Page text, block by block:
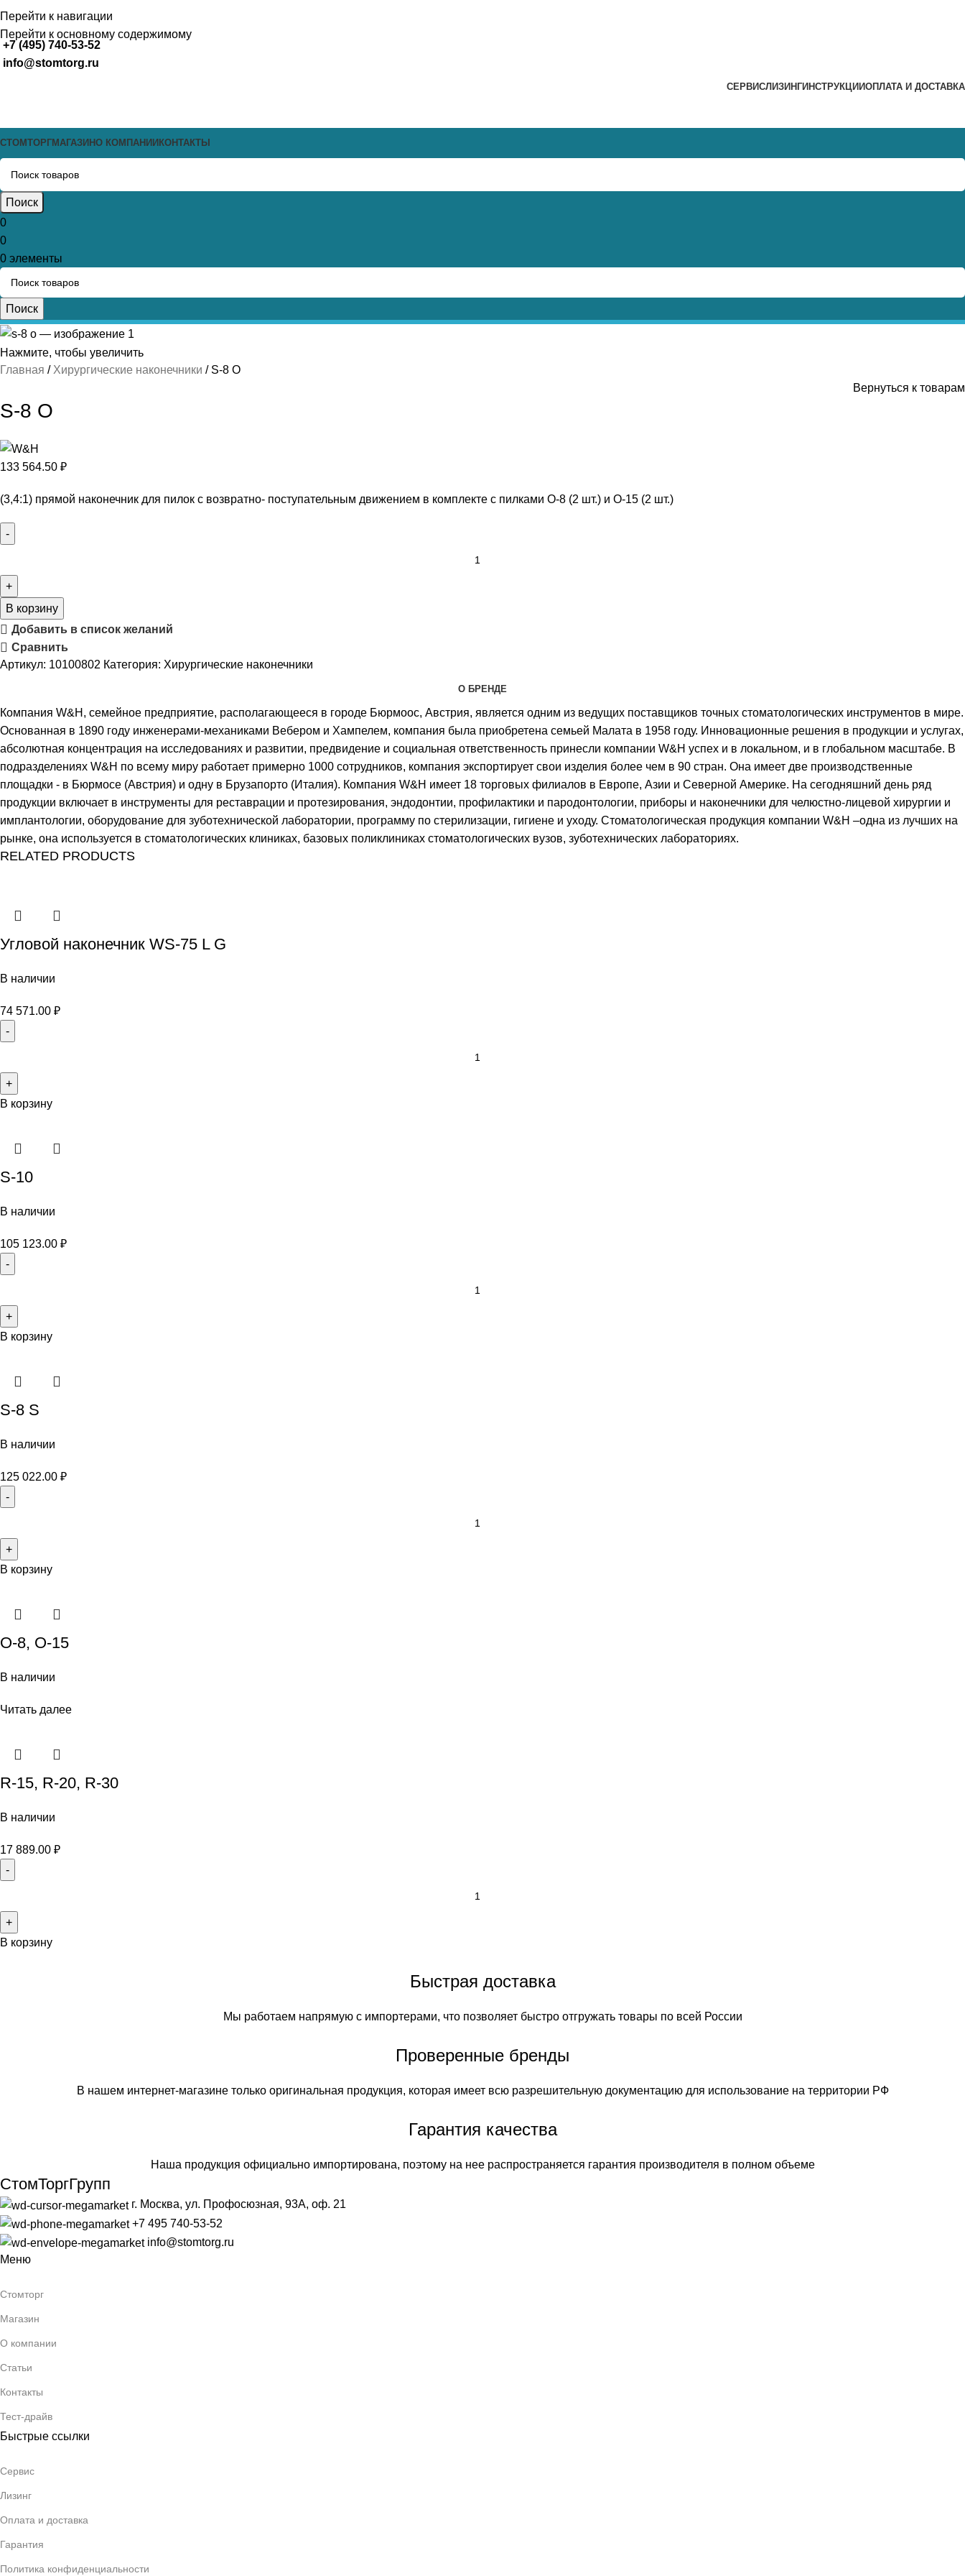
Перейти к навигации
Перейти к основному содержимому
+7 (495) 740-53-52
info@stomtorg.ru
СЕРВИСЛИЗИНГИНСТРУКЦИИОПЛАТА И ДОСТАВКА
СТОМТОРГМАГАЗИНО КОМПАНИИКОНТАКТЫ
Поиск
0
0
0 элементы
Поиск
Нажмите, чтобы увеличить
Главная
Хирургические наконечники
S-8 O
Вернуться к товарам
S-8 O
133 564.50 ₽
(3,4:1) прямой наконечник для пилок с возвратно- поступательным движением в комплекте с пилками О-8 (2 шт.) и О-15 (2 шт.)
В корзину
Добавить в список желаний
Сравнить
Артикул: 10100802 Категория: Хирургические наконечники
О БРЕНДЕ
Компания W&H, семейное предприятие, располагающееся в городе Бюрмоос, Австрия, является одним из ведущих поставщиков точных стоматологических инструментов в мире.
Основанная в 1890 году инженерами-механиками Вебером и Хампелем, компания была приобретена семьей Малата в 1958 году. Инновационные решения в продукции и услугах,
абсолютная концентрация на исследованиях и развитии, предвидение и социальная ответственность принесли компании W&H успех и в локальном, и в глобальном масштабе. В
подразделениях W&H по всему миру работает примерно 1000 сотрудников, компания экспортирует свои изделия более чем в 90 стран. Она имеет две производственные
площадки - в Бюрмосе (Австрия) и одну в Брузапорто (Италия). Компания W&H имеет 18 торговых филиалов в Европе, Азии и Северной Америке. На сегодняшний день ряд
продукции включает в инструменты для реставрации и протезирования, эндодонтии, профилактики и пародонтологии, приборы и наконечники для челюстно-лицевой хирургии и
имплантологии, оборудование для зуботехнической лаборатории, программу по стерилизации, гигиене и уходу. Стоматологическая продукция компании W&H –одна из лучших на
рынке, она используется в стоматологических клиниках, базовых поликлиниках стоматологических вузов, зуботехнических лабораториях.
RELATED PRODUCTS
Угловой наконечник WS-75 L G
В наличии
74 571.00 ₽
В корзину
S-10
В наличии
105 123.00 ₽
В корзину
S-8 S
В наличии
125 022.00 ₽
В корзину
O-8, O-15
В наличии
Читать далее
R-15, R-20, R-30
В наличии
17 889.00 ₽
В корзину
Быстрая доставка
Мы работаем напрямую с импортерами, что позволяет быстро отгружать товары по всей России
Проверенные бренды
В нашем интернет-магазине только оригинальная продукция, которая имеет всю разрешительную документацию для использование на территории РФ
Гарантия качества
Наша продукция официально импортирована, поэтому на нее распространяется гарантия производителя в полном объеме
СтомТоргГрупп
г. Москва, ул. Профосюзная, 93А, оф. 21
+7 495 740-53-52
info@stomtorg.ru
Меню
Стомторг
Магазин
О компании
Статьи
Контакты
Тест-драйв
Быстрые ссылки
Сервис
Лизинг
Оплата и доставка
Гарантия
Политика конфиденциальности